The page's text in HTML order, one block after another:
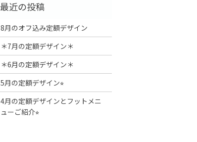
8月のオフ込み定額デザイン
＊7月の定額デザイン＊
＊6月の定額デザイン＊
5月の定額デザイン⭐︎
4月の定額デザインとフットメニ
ューご紹介⭐︎